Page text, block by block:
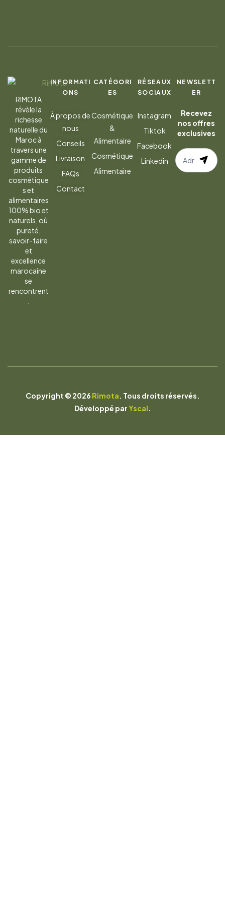
RIMOTA
révèle la
richesse
naturelle du
Maroc à
travers une
gamme de
produits
cosmétique
s et
alimentaires
100% bio et
naturels, où
pureté,
savoir-faire
et
excellence
marocaine
se
rencontrent
INFORMATI
ONS
À propos de
nous
Conseils
Livraison
FAQs
Contact
CATÉGORI
ES
Cosmétique
&
Alimentaire
Cosmétique
Alimentaire
RÉSEAUX
SOCIAUX
Instagram
Tiktok
Facebook
Linkedin
NEWSLETT
ER
Recevez
nos offres
exclusives
S’abonner
à
Copyright © 2026 Rimota. Tous droits réservés.
Développé parYscal.